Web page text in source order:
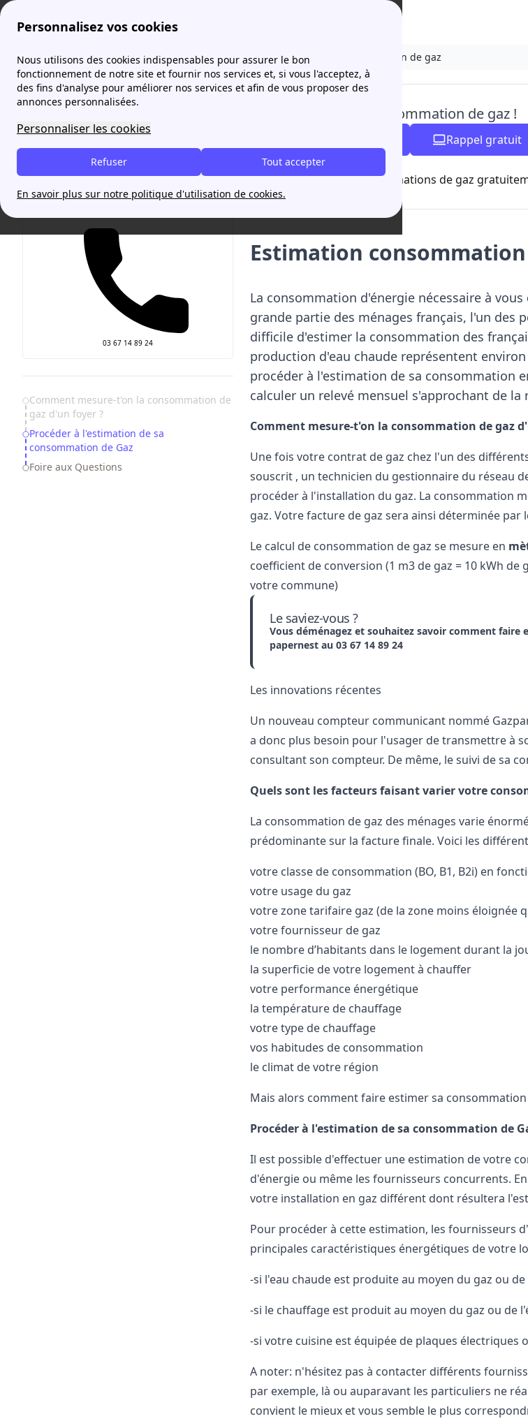
Personnalisez vos cookies
Nous utilisons des cookies indispensables pour assurer le bon
fonctionnement de notre site et fournir nos services et, si vous l'acceptez, à
des fins d'analyse pour améliorer nos services et afin de vous proposer des
annonces personnalisées.
Personnaliser les cookies
Tout accepter
Refuser
En savoir plus sur notre politique d'utilisation de cookies.
Agence France Électricité MoreConsommation de gaz Estimation consommation de gaz
03 67 14 89 24
Table of Contents
Comment mesure-t'on la consommation de
gaz d'un foyer ?
Procéder à l'estimation de sa
consommation de Gaz
Foire aux Questions
Estimer votre consommation de gaz !
Rappel gratuit
Ouvert - ferme à 20h00
Estimez votre consommations de gaz
Estimation
La consommation d'énergie nécessaire à
grande partie des ménages français, l'un des
difficile d'estimer la consommation des
production d'eau chaude représentent
procéder à l'estimation de sa consommation
calculer un relevé mensuel s'approchant de
Comment mesure-t'on la consommation de gaz
Une fois votre contrat de gaz chez l'un des
souscrit , un technicien du gestionnaire du réseau
procéder à l'installation du gaz. La consommation
gaz. Votre facture de gaz sera ainsi déterminée par
Le calcul de consommation de gaz se mesure en
coefficient de conversion (1 m3 de gaz = 10 kWh
votre commune)
Le saviez-vous ?
Vous déménagez et souhaitez savoir comment faire
papernest au 03 67 14 89 24
Les innovations récentes
Un nouveau compteur communicant nommé
a donc plus besoin pour l'usager de transmettre à
consultant son compteur. De même, le suivi de sa
Quels sont les facteurs faisant varier votre
La consommation de gaz des ménages varie
prédominante sur la facture finale. Voici les
votre classe de consommation (BO, B1, B2i) en
votre usage du gaz
votre zone tarifaire gaz (de la zone moins éloignée
votre fournisseur de gaz
le nombre d’habitants dans le logement durant la
la superficie de votre logement à chauffer
votre performance énergétique
la température de chauffage
votre type de chauffage
vos habitudes de consommation
le climat de votre région
Mais alors comment faire estimer sa consommation
Procéder à l'estimation de sa consommation de
Il est possible d'effectuer une estimation de votre
d'énergie ou même les fournisseurs concurrents.
votre installation en gaz différent dont résultera
Pour procéder à cette estimation, les fournisseurs
principales caractéristiques énergétiques de votre
-si l'eau chaude est produite au moyen du gaz ou
-si le chauffage est produit au moyen du gaz ou de
-si votre cuisine est équipée de plaques électriques
A noter: n'hésitez pas à contacter différents
par exemple, là ou auparavant les particuliers ne
convient le mieux et vous semble le plus